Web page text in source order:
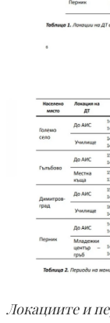
Локациите и